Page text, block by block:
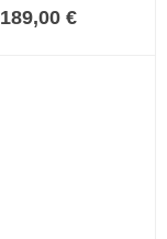
189,00 €